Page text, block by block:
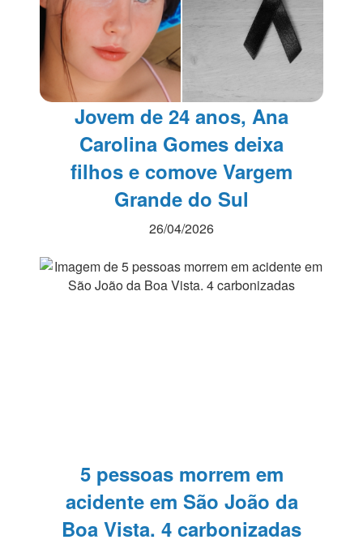
Jovem de 24 anos, Ana
Carolina Gomes deixa
filhos e comove Vargem
Grande do Sul
26/04/2026
5 pessoas morrem em
acidente em São João da
Boa Vista. 4 carbonizadas